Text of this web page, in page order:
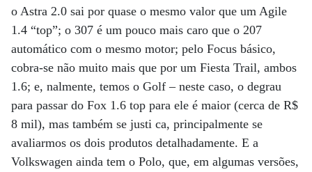
o Astra 2.0 sai por quase o mesmo valor que um Agile
1.4 “top”; o 307 é um pouco mais caro que o 207
automático com o mesmo motor; pelo Focus básico,
cobra-se não muito mais que por um Fiesta Trail, ambos
1.6; e, nalmente, temos o Golf – neste caso, o degrau
para passar do Fox 1.6 top para ele é maior (cerca de R$
8 mil), mas também se justi ca, principalmente se
avaliarmos os dois produtos detalhadamente. E a
Volkswagen ainda tem o Polo, que, em algumas versões,